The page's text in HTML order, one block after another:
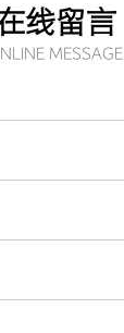
线留言
MESSAGE